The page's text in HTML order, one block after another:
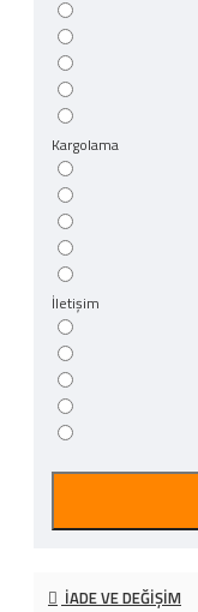
Kargolama
İletişim
İADE VE DEĞIŞIM